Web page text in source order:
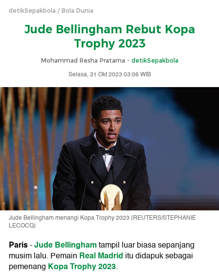
detikSepakbola Bola Dunia
Jude Bellingham Rebut Kopa
Trophy 2023
Mohammad Resha Pratama - detikSepakbola
Selasa, 31 Okt 2023 03:06 WIB
Jude Bellingham menangi Kopa Trophy 2023 (REUTERS/STEPHANIE
LECOCQ)
Paris-Jude Bellinghamtampil luar biasa sepanjang
musim lalu. Pemain Real Madrid itu didapuk sebagai
pemenang Kopa Trophy 2023.